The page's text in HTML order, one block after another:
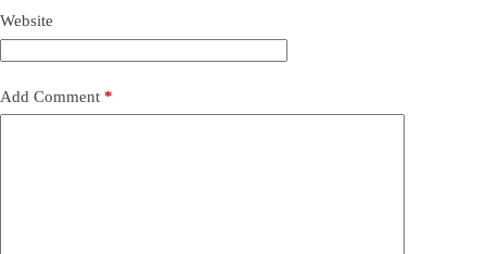
Website
Add Comment *